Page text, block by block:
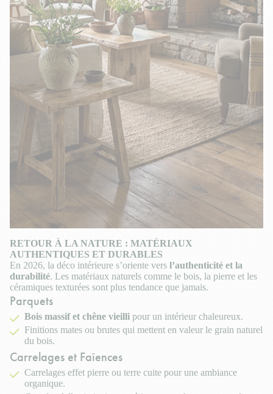
RETOUR À LA NATURE : MATÉRIAUX
AUTHENTIQUES ET DURABLES
En 2026, la déco intérieure s’oriente vers l’authenticité et la
durabilité. Les matériaux naturels comme le bois, la pierre et les
céramiques texturées sont plus tendance que jamais.
Parquets
Bois massif et chêne vieilli pour un intérieur chaleureux.
Finitions mates ou brutes qui mettent en valeur le grain naturel
du bois.
Carrelages et Faïences
Carrelages effet pierre ou terre cuite pour une ambiance
organique.